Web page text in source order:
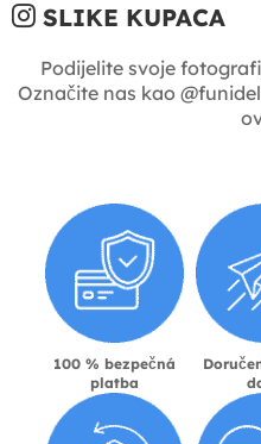
SLIKE KUPACA
Podijelite svoje
Označite nas kao
100 % bezpečná
platba